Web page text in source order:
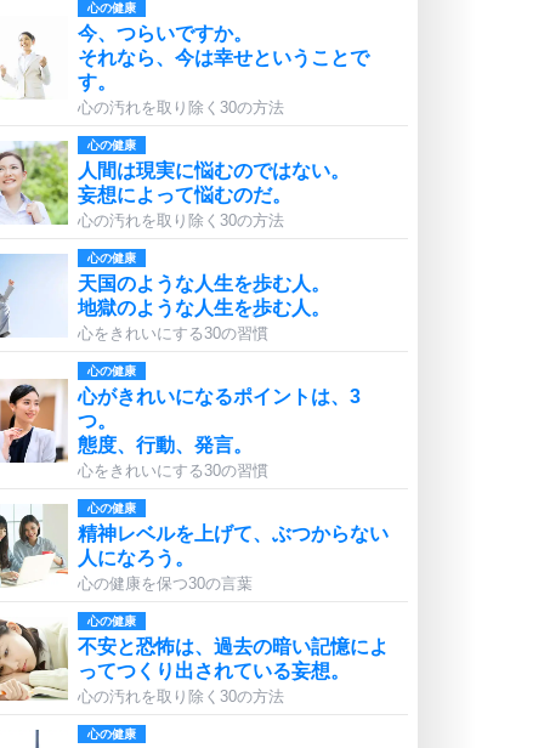
心の健康
今、つらいですか。
それなら、今は幸せということで
す。
心の汚れを取り除く30の方法
心の健康
人間は現実に悩むのではない。
妄想によって悩むのだ。
心の汚れを取り除く30の方法
心の健康
天国のような人生を歩む人。
地獄のような人生を歩む人。
心をきれいにする30の習慣
心の健康
心がきれいになるポイントは、3
つ。
態度、行動、発言。
心をきれいにする30の習慣
心の健康
精神レベルを上げて、ぶつからない
人になろう。
心の健康を保つ30の言葉
心の健康
不安と恐怖は、過去の暗い記憶によ
ってつくり出されている妄想。
心の汚れを取り除く30の方法
心の健康